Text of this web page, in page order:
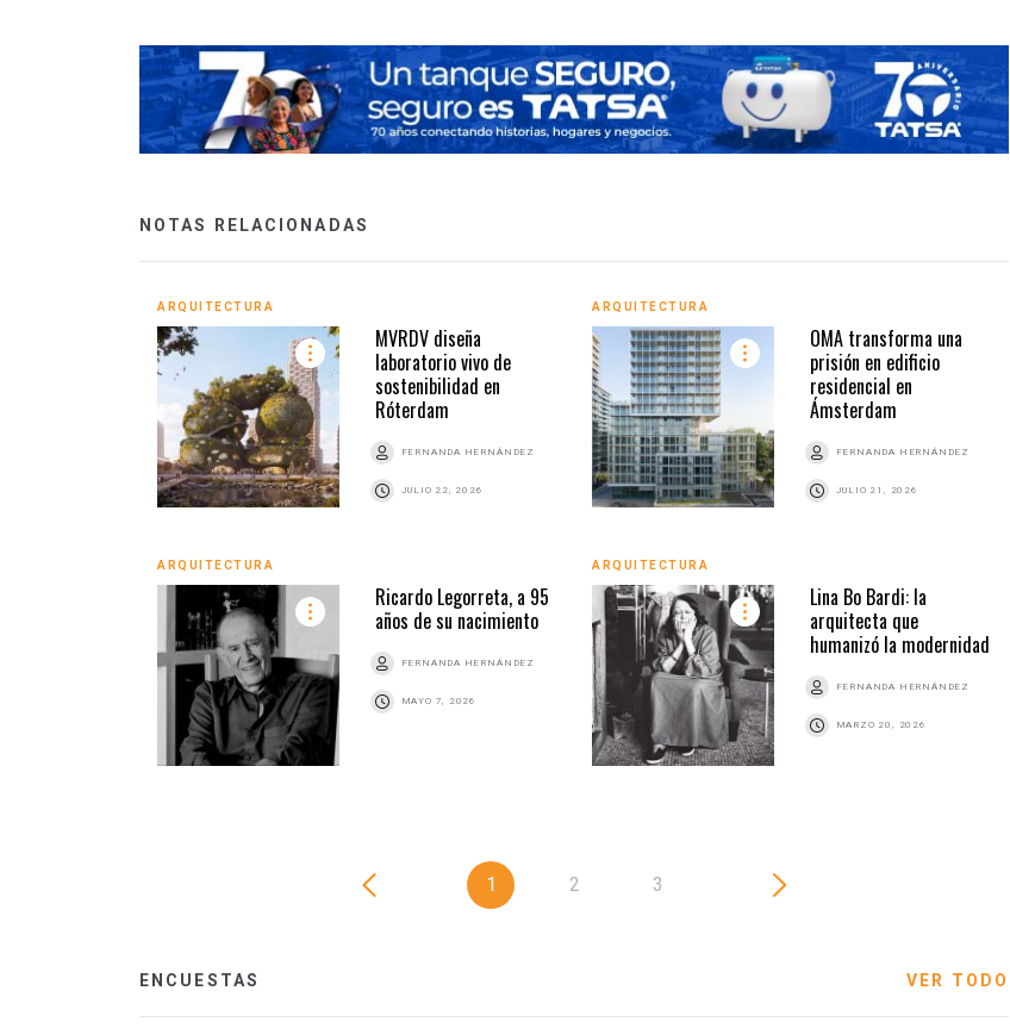
NOTAS RELACIONADAS
ARQUITECTURA
MVRDV diseña
laboratorio vivo de
sostenibilidad en
Róterdam
FERNANDA HERNÁNDEZ
JULIO 22, 2026
ARQUITECTURA
OMA transforma una
prisión en edificio
residencial en
Ámsterdam
FERNANDA HERNÁNDEZ
JULIO 21, 2026
ARQUITECTURA
Ricardo Legorreta, a 95
años de su nacimiento
FERNANDA HERNÁNDEZ
MAYO 7, 2026
ARQUITECTURA
Lina Bo Bardi: la
arquitecta que
humanizó la modernidad
FERNANDA HERNÁNDEZ
MARZO 20, 2026
1 2 3
ENCUESTAS VER TODO